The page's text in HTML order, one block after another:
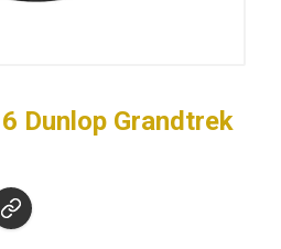
Dunlop Grandtrek